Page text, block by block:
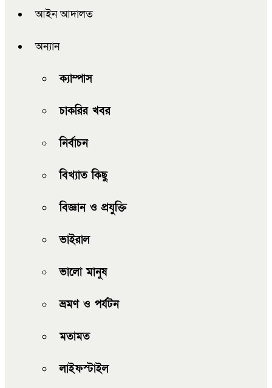
আইন আদালত
অন্যান
ক্যাম্পাস
চাকরির খবর
নির্বাচন
বিখ্যাত কিছু
বিজ্ঞান ও প্রযুক্তি
ভাইরাল
ভালো মানুষ
ভ্রমণ ও পর্যটন
মতামত
লাইফস্টাইল